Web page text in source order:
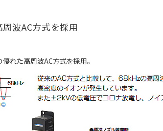
波AC方式を採用
れた高周波AC方式を採用。